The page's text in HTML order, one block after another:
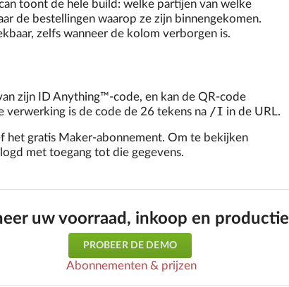
toont de hele build: welke partijen van welke
de bestellingen waarop ze zijn binnengekomen.
zelfs wanneer de kolom verborgen is.
zijn ID Anything™-code, en kan de QR-code
verwerking is de code de 26 tekens na /I in de URL.
het gratis Maker-abonnement. Om te bekijken
met toegang tot die gegevens.
uw voorraad, inkoop en productie
PROBEER DE DEMO
Abonnementen & prijzen